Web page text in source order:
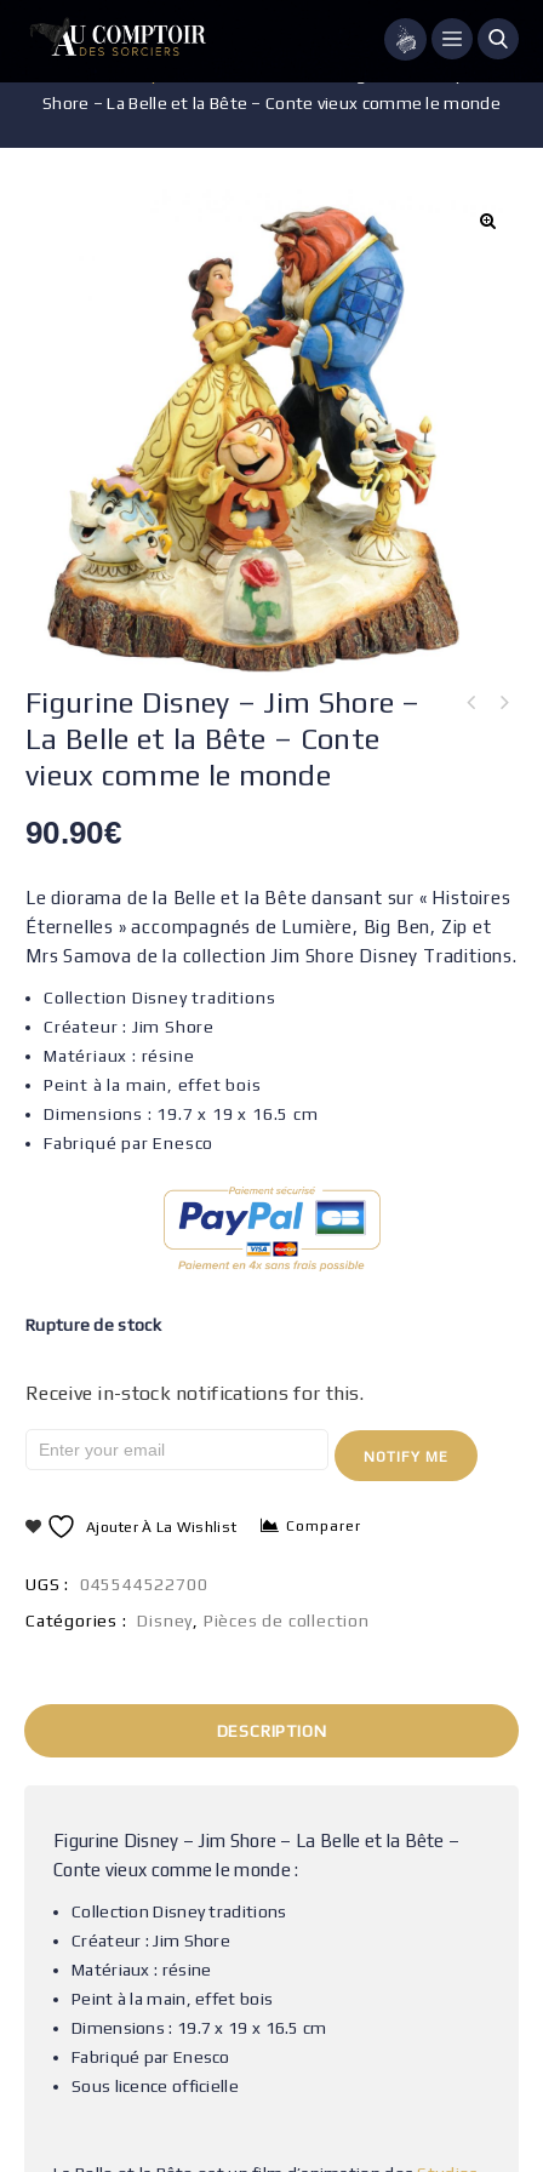
Menu
Shore – La Belle et la Bête – Conte vieux comme le monde
Figurine Disney – Jim Shore –
La Belle et la Bête – Conte
vieux comme le monde
90.90€
Le diorama de la Belle et la Bête dansant sur « Histoires
Éternelles » accompagnés de Lumière, Big Ben, Zip et
Mrs Samova de la collection Jim Shore Disney Traditions.
Collection Disney traditions
Créateur : Jim Shore
Matériaux : résine
Peint à la main, effet bois
Dimensions : 19.7 x 19 x 16.5 cm
Fabriqué par Enesco
Rupture de stock
Receive in-stock notifications for this.
NOTIFY ME
Ajouter À La Wishlist Comparer
UGS :
045544522700
Catégories :
Disney, Pièces de collection
DESCRIPTION
Figurine Disney – Jim Shore – La Belle et la Bête –
Conte vieux comme le monde :
Collection Disney traditions
Créateur : Jim Shore
Matériaux : résine
Peint à la main, effet bois
Dimensions : 19.7 x 19 x 16.5 cm
Fabriqué par Enesco
Sous licence officielle